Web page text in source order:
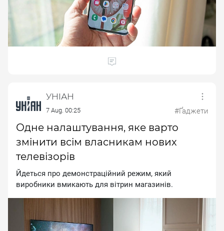
УНІАН
7 Aug. 00:25 #Ґаджети
Одне налаштування, яке варто
змінити всім власникам нових
телевізорів
Йдеться про демонстраційний режим, який
виробники вмикають для вітрин магазинів.